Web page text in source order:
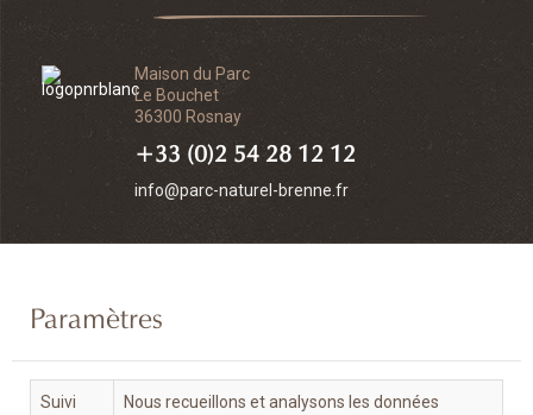
Maison du Parc
Le Bouchet
36300 Rosnay
+33 (0)2 54 28 12 12
info@parc-naturel-brenne.fr
Paramètres
Suivi
Nous recueillons et analysons les données